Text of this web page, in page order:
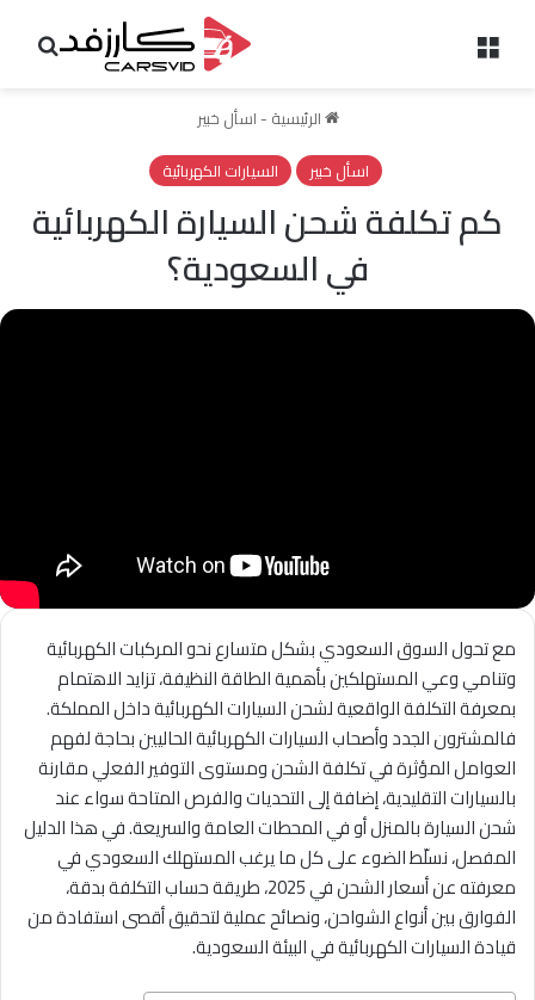
الرئيسية - اسأل خبير
اسأل خبير
السيارات الكهربائية
كم تكلفة شحن السيارة الكهربائية
في السعودية؟
مع تحول السوق السعودي بشكل متسارع نحو المركبات الكهربائية
وتنامي وعي المستهلكين بأهمية الطاقة النظيفة، تزايد الاهتمام
بمعرفة التكلفة الواقعية لشحن السيارات الكهربائية داخل المملكة.
فالمشترون الجدد وأصحاب السيارات الكهربائية الحاليين بحاجة لفهم
العوامل المؤثرة في تكلفة الشحن ومستوى التوفير الفعلي مقارنة
بالسيارات التقليدية، إضافة إلى التحديات والفرص المتاحة سواء عند
شحن السيارة بالمنزل أو في المحطات العامة والسريعة. في هذا الدليل
المفصل، نسلّط الضوء على كل ما يرغب المستهلك السعودي في
معرفته عن أسعار الشحن في 2025، طريقة حساب التكلفة بدقة،
الفوارق بين أنواع الشواحن، ونصائح عملية لتحقيق أقصى استفادة من
قيادة السيارات الكهربائية في البيئة السعودية.